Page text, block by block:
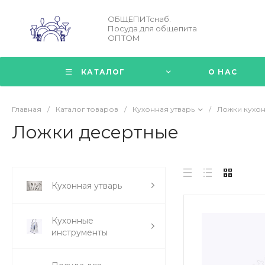
ОБЩЕПИТснаб.
Посуда для общепита
ОПТОМ
КАТАЛОГ О НАС
Главная / Каталог товаров / Кухонная утварь / Ложки
Ложки десертные
Кухонная утварь
Кухонные
инструменты